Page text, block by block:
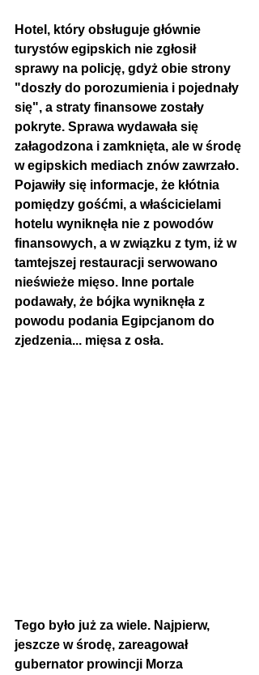
Hotel, który obsługuje głównie
turystów egipskich nie zgłosił
sprawy na policję, gdyż obie strony
"doszły do porozumienia i pojednały
się", a straty finansowe zostały
pokryte. Sprawa wydawała się
załagodzona i zamknięta, ale w środę
w egipskich mediach znów zawrzało.
Pojawiły się informacje, że kłótnia
pomiędzy gośćmi, a właścicielami
hotelu wyniknęła nie z powodów
finansowych, a w związku z tym, iż w
tamtejszej restauracji serwowano
nieświeże mięso. Inne portale
podawały, że bójka wyniknęła z
powodu podania Egipcjanom do
zjedzenia... mięsa z osła.
Tego było już za wiele. Najpierw,
jeszcze w środę, zareagował
gubernator prowincji Morza